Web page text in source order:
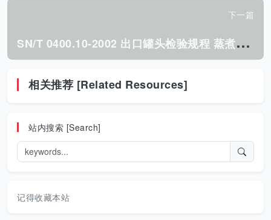
下一篇
S
N/T 0400.10-2002 出口罐头检验规程 蒸煮袋食品.pdf
相关推荐 [Related Resources]
站内搜索 [Search]
记得收藏本站